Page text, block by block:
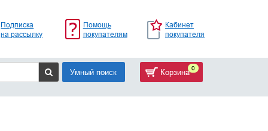
Подписка
на рассылку
Помощь
покупателям
Кабинет
покупателя
Умный поиск Корзина 0